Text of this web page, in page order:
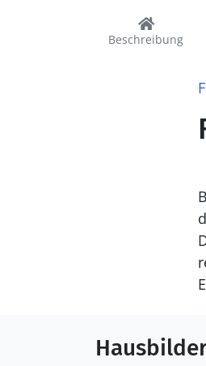
Beschreibung